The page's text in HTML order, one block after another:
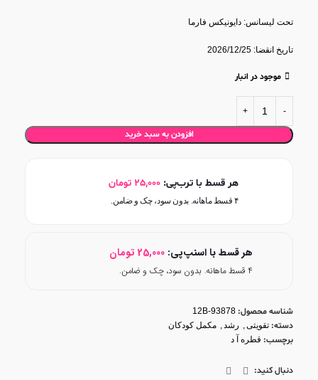
تحت لیسانس: دایونیکس فارما
تاریخ انقضا: 2026/12/25
موجود در انبار
افزودن به سبد خرید
هر قسط با ترب‌پی: 25,000 تومان
۴ قسط ماهانه. بدون سود، چک و ضامن.
هر قسط با اسنپ‌پی: 25,000 تومان
۴ قسط ماهانه. بدون سود، چک و ضامن.
شناسه محصول: 12B-93878
دسته: تقویتی, رشد, مکمل کودکان
برچسب: قطره آ د
دنبال کنید: